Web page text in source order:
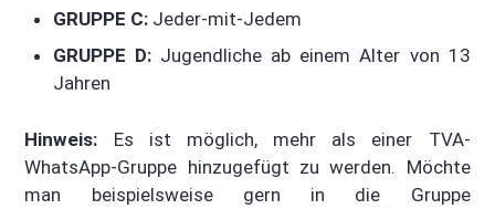
GRUPPE C: Jeder-mit-Jedem
GRUPPE D: Jugendliche ab einem Alter von 13
Jahren
Hinweis: Es ist möglich, mehr als einer TVA-
WhatsApp-Gruppe hinzugefügt zu werden. Möchte
man beispielsweise gern in die Gruppe